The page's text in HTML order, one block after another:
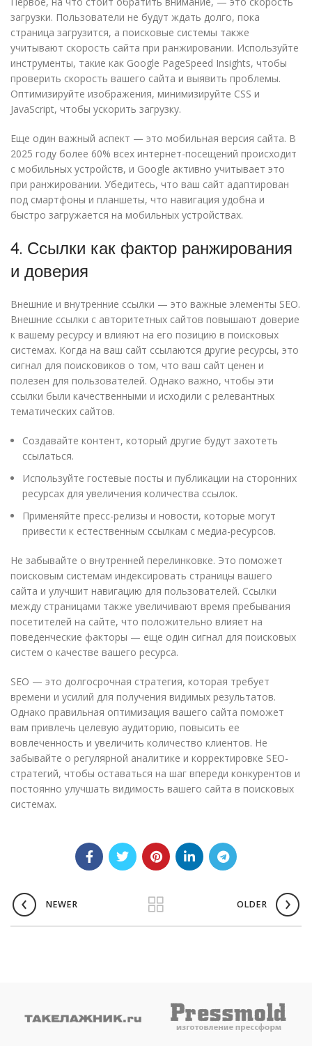
загрузки. Пользователи не будут ждать долго, пока
страница загрузится, а поисковые системы также
учитывают скорость сайта при ранжировании. Используйте
инструменты, такие как Google PageSpeed Insights, чтобы
проверить скорость вашего сайта и выявить проблемы.
Оптимизируйте изображения, минимизируйте CSS и
JavaScript, чтобы ускорить загрузку.
Еще один важный аспект — это мобильная версия сайта. В
2025 году более 60% всех интернет-посещений происходит
с мобильных устройств, и Google активно учитывает это
при ранжировании. Убедитесь, что ваш сайт адаптирован
под смартфоны и планшеты, что навигация удобна и
быстро загружается на мобильных устройствах.
4. Ссылки как фактор ранжирования
и доверия
Внешние и внутренние ссылки — это важные элементы SEO.
Внешние ссылки с авторитетных сайтов повышают доверие
к вашему ресурсу и влияют на его позицию в поисковых
системах. Когда на ваш сайт ссылаются другие ресурсы, это
сигнал для поисковиков о том, что ваш сайт ценен и
полезен для пользователей. Однако важно, чтобы эти
ссылки были качественными и исходили с релевантных
тематических сайтов.
Создавайте контент, который другие будут захотеть
ссылаться.
Используйте гостевые посты и публикации на сторонних
ресурсах для увеличения количества ссылок.
Применяйте пресс-релизы и новости, которые могут
привести к естественным ссылкам с медиа-ресурсов.
Не забывайте о внутренней перелинковке. Это поможет
поисковым системам индексировать страницы вашего
сайта и улучшит навигацию для пользователей. Ссылки
между страницами также увеличивают время пребывания
посетителей на сайте, что положительно влияет на
поведенческие факторы — еще один сигнал для поисковых
систем о качестве вашего ресурса.
SEO — это долгосрочная стратегия, которая требует
времени и усилий для получения видимых результатов.
Однако правильная оптимизация вашего сайта поможет
вам привлечь целевую аудиторию, повысить ее
вовлеченность и увеличить количество клиентов. Не
забывайте о регулярной аналитике и корректировке SEO-
стратегий, чтобы оставаться на шаг впереди конкурентов и
постоянно улучшать видимость вашего сайта в поисковых
системах.
NEWER OLDER